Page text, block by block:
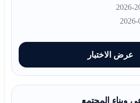
عرض الاختبار
وبناء المجتمع